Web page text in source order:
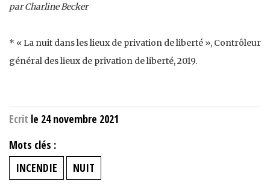
par Charline Becker
* « La nuit dans les lieux de privation de liberté », Contrôleur
général des lieux de privation de liberté, 2019.
Ecrit le 24 novembre 2021
Mots clés :
INCENDIE
NUIT